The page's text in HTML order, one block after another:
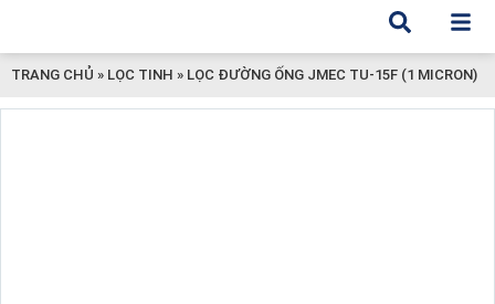
TRANG CHỦ » LỌC TINH » LỌC ĐƯỜNG ỐNG JMEC TU-15F (1 MICRON)